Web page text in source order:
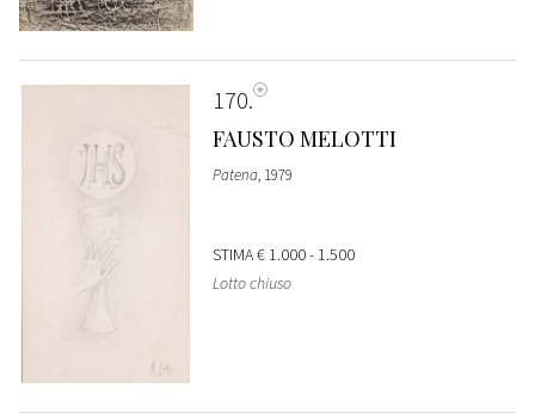
170
FAUSTO MELOTTI
Patena, 1979
STIMA€ 1.000 - 1.500
Lotto chiuso